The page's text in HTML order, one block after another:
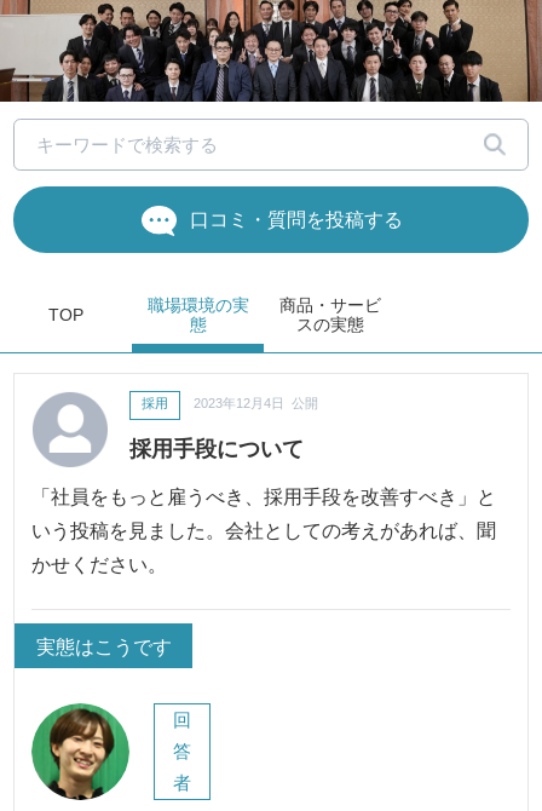
口コミ・質問を投稿する
TOP
商品・サービ
スの実態
職場環境の実
態
採用手段について
採用 2023年12月4日 公開
「社員をもっと雇うべき、採用手段を改善すべき」と
いう投稿を見ました。会社としての考えがあれば、聞
かせください。
実態はこうです
回
答
者